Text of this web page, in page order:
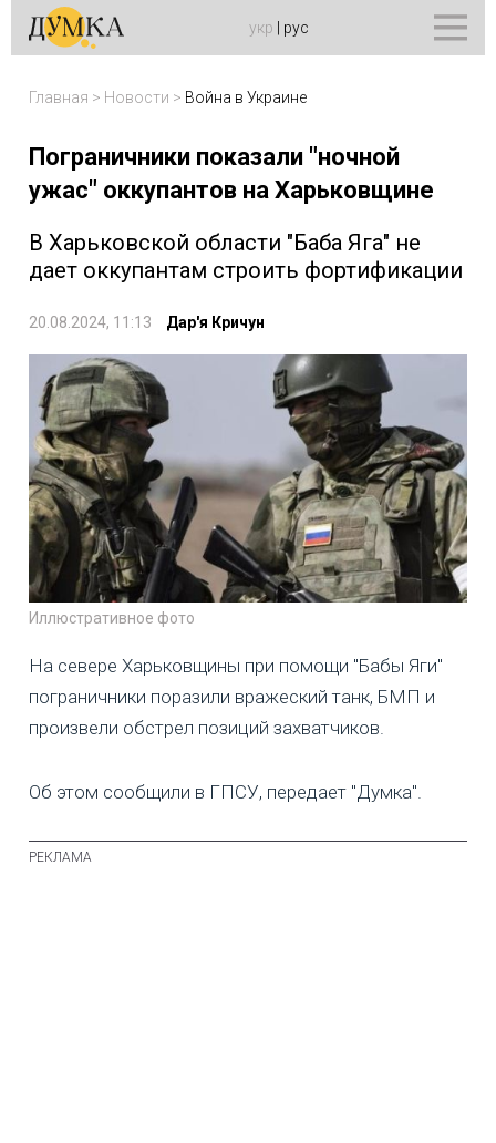
укр рус
Главная > Новости > Война в Украине
Пограничники показали "ночной
ужас" оккупантов на Харьковщине
В Харьковской области "Баба Яга" не
дает оккупантам строить фортификации
20.08.2024, 11:13 Дар'я Кричун
Иллюстративное фото
На севере Харьковщины при помощи "Бабы Яги"
пограничники поразили вражеский танк, БМП и
произвели обстрел позиций захватчиков.
Об этом сообщили в ГПСУ, передает "Думка".